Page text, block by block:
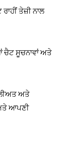
ਤੇਜ਼ੀ ਨਾਲ
ਚੈਟ ਸੂਚਨਾਵਾਂ ਅਤੇ
ਅਤੇ
ਆਪਣੀ